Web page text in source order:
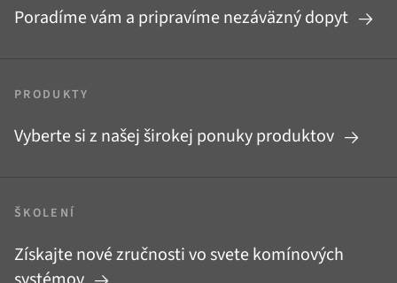
Poradíme vám a pripravíme nezáväzný dopyt
PRODUKTY
Vyberte si z našej širokej ponuky produktov
ŠKOLENÍ
Získajte nové zručnosti vo svete komínových